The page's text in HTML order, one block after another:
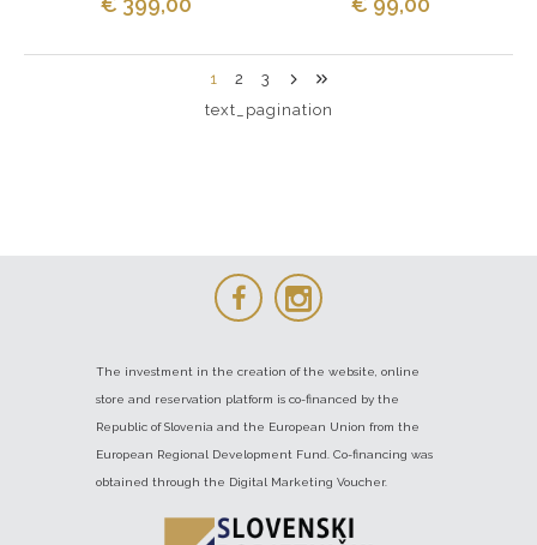
1 2
3
text_pagination
The investment in the creation of the website, online
store and reservation platform is co-financed by the
Republic of Slovenia and the European Union from the
European Regional Development Fund. Co-financing was
obtained through the Digital Marketing Voucher.